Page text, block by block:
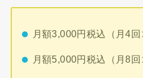
月額3,000円税込（月4回
月額5,000円税込（月8回